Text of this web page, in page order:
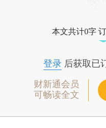
本文共计0字
登录后获取已
财新通会员
可畅读全文